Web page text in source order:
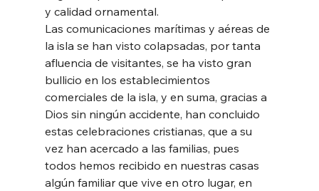
y calidad ornamental.
Las comunicaciones marítimas y aéreas de
la isla se han visto colapsadas, por tanta
afluencia de visitantes, se ha visto gran
bullicio en los establecimientos
comerciales de la isla, y en suma, gracias a
Dios sin ningún accidente, han concluido
estas celebraciones cristianas, que a su
vez han acercado a las familias, pues
todos hemos recibido en nuestras casas
algún familiar que vive en otro lugar, en